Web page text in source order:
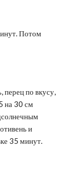
Потом
перец по вкусу,
на 30 см
и
35 минут.